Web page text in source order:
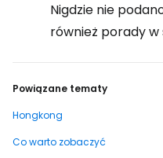
Nigdzie nie
również porady w
Powiązane tematy
Hongkong
Co warto zobaczyć